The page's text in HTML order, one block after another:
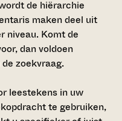
de hiërarchie
maken deel uit
niveau. Komt de
dan voldoen
zoekvraag.
leestekens in uw
te gebruiken,